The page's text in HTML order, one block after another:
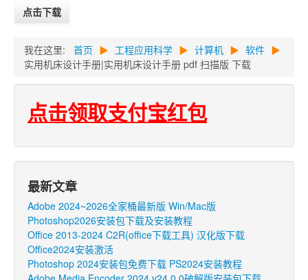
点击下载
我在这里: 首页 ▶ 工程应用科学 ▶ 计算机 ▶ 软件 ▶
实用机床设计手册|实用机床设计手册 pdf 扫描版 下载
点击领取支付宝红包
最新文章
Adobe 2024~2026全家桶最新版 Win/Mac版
Photoshop2026安装包下载及安装教程
Office 2013-2024 C2R(office下载工具) 汉化版下载
Office2024安装激活
Photoshop 2024安装包免费下载 PS2024安装教程